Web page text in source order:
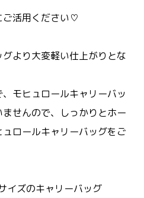
ご活用ください♡
より大変軽い仕上がりとな
モヒュロールキャリーバッ
せんので、しっかりとホー
ロールキャリーバッグをご
ズのキャリーバッグ